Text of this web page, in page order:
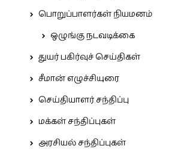
பொறுப்பாளர்கள் நியமனம்
ஒழுங்கு நடவடிக்கை
துயர் பகிர்வுச் செய்திகள்
சீமான் எழுச்சியுரை
செய்தியாளர் சந்திப்பு
மக்கள் சந்திப்புகள்
அரசியல் சந்திப்புகள்